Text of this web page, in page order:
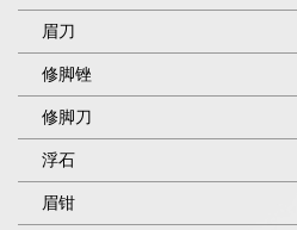
眉刀
修脚锉
修脚刀
浮石
眉钳